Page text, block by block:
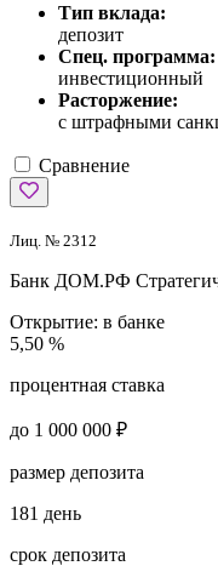
Тип вклада:
депозит
Спец. программа:
инвестиционный
Расторжение:
с штрафными
Сравнение
Лиц. № 2312
Банк ДОМ.РФ
Открытие: в банке
5,50 %
процентная ставка
до 1 000 000 ₽
размер депозита
181 день
срок депозита